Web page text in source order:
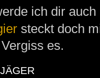
ich dir
steckt doch
es.